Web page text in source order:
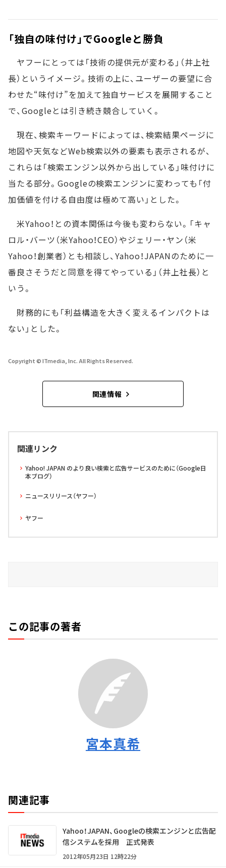
「独自の味付け」でGoogleと勝負
ヤフーにとっては「技術の提供元が変わる」（井上社
長）というイメージ。技術の上に、ユーザーの要望に合
わせた“味付け”を加えて独自サービスを展開すること
で、Googleとは引き続き競合していく。
現在、検索キーワードによっては、検索結果ページに
地図や天気などWeb検索以外の要素も表示されるが、
これらは「検索エンジン以外から出している」味付けに
当たる部分。Googleの検索エンジンに変わっても「付
加価値を付ける自由度は極めて高い」とした。
米Yahoo！との資本関係は今後も変わらない。「キャ
ロル・バーツ（米Yahoo！CEO）やジェリー・ヤン（米
Yahoo！創業者）とも相談し、Yahoo！JAPANのために一
番良さそうだと同意を得てやっている」（井上社長）と
いう。
財務的にも「利益構造を大きく変えるインパクトは
ない」とした。
Copyright © ITmedia, Inc. All Rights Reserved.
関連情報
関連リンク
Yahoo! JAPAN のより良い検索と広告サービスのために（Google日
本ブログ）
ニュースリリース（ヤフー）
ヤフー
この記事の著者
宮本真希
関連記事
Yahoo！JAPAN、Googleの検索エンジンと広告配
信システムを採用 正式発表
2012年05月23日 12時22分